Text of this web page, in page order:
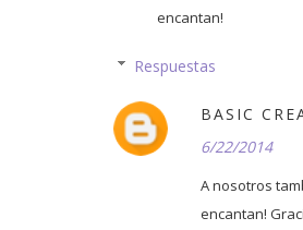
encantan!
Respuestas
BASIC
6/22/2014
A nosotros
encantan!